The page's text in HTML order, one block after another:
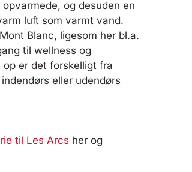
og desuden en
luft som varmt vand.
Blanc, ligesom her bl.a.
til wellness og
op er det forskelligt fra
eller udendørs
til Les Arcs her og